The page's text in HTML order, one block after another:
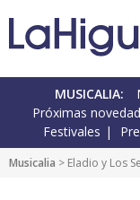
MUSICALIA:
Próximas
Festivales
Musicalia > Eladio y Los